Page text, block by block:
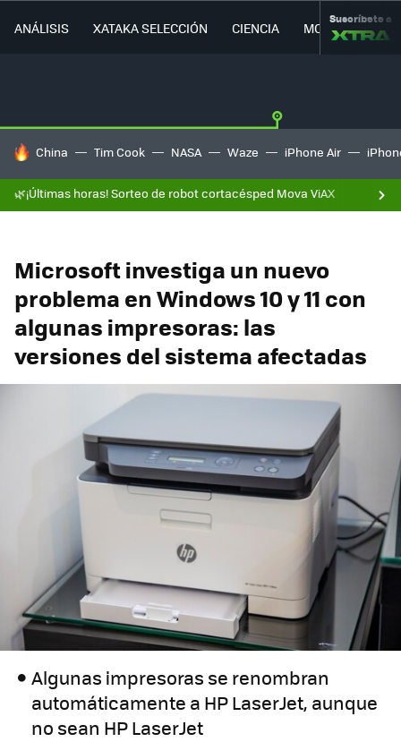
ANÁLISIS XATAKA SELECCIÓN CIENCIA MOVILIDAD
Suscríbete a
HOY SE HABLA DE
China Tim Cook NASA Waze iPhone Air
🌿¡Últimas horas! Sorteo de robot cortacésped Mova ViAX
Microsoft investiga un nuevo
problema en Windows 10 y 11 con
algunas impresoras: las
versiones del sistema afectadas
Algunas impresoras se renombran
automáticamente a HP LaserJet, aunque
no sean HP LaserJet